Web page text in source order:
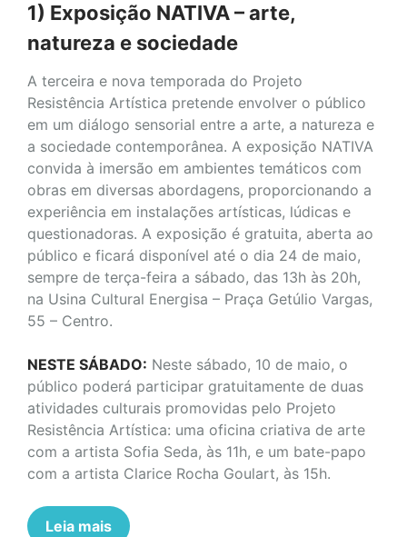
1) Exposição NATIVA – arte,
natureza e sociedade
A terceira e nova temporada do Projeto
Resistência Artística pretende envolver o público
em um diálogo sensorial entre a arte, a natureza e
a sociedade contemporânea. A exposição NATIVA
convida à imersão em ambientes temáticos com
obras em diversas abordagens, proporcionando a
experiência em instalações artísticas, lúdicas e
questionadoras. A exposição é gratuita, aberta ao
público e ficará disponível até o dia 24 de maio,
sempre de terça-feira a sábado, das 13h às 20h,
na Usina Cultural Energisa – Praça Getúlio Vargas,
55 – Centro.
NESTE SÁBADO: Neste sábado, 10 de maio, o
público poderá participar gratuitamente de duas
atividades culturais promovidas pelo Projeto
Resistência Artística: uma oficina criativa de arte
com a artista Sofia Seda, às 11h, e um bate-papo
com a artista Clarice Rocha Goulart, às 15h.
Leia mais